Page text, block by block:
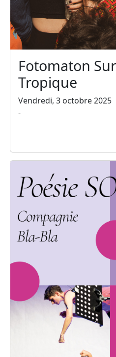
Fotomaton
Tropique
Vendredi, 3 octobre 2025
-